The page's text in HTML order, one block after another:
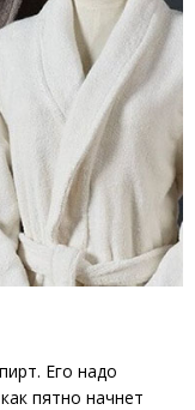
Его надо
пятно начнет